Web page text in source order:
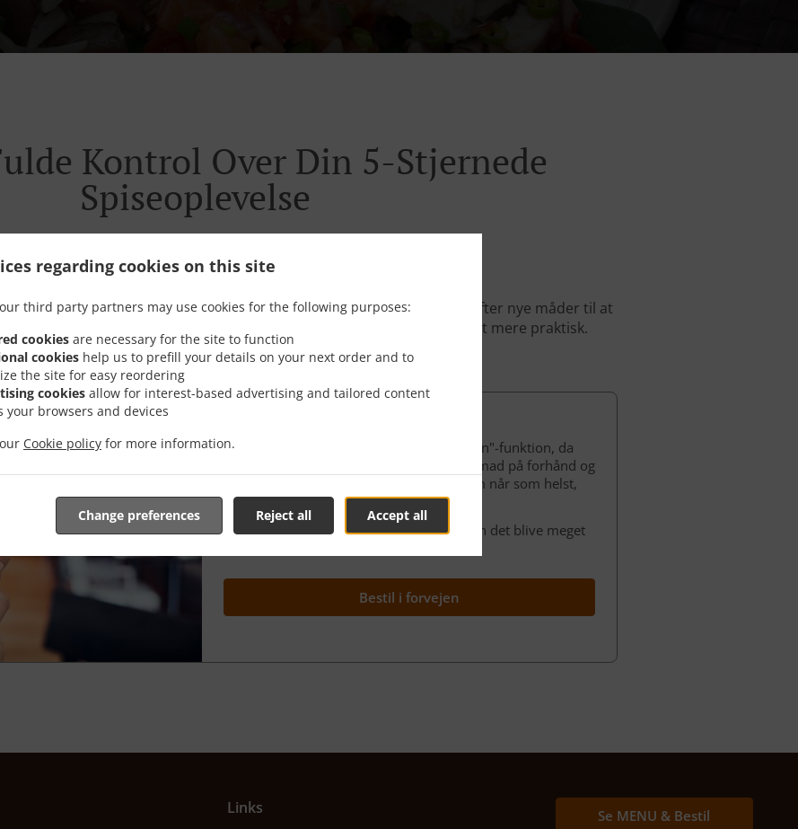
regarding cookies on this site
third party partners may use cookies for the following purposes:
cookies are necessary for the site to function
cookies help us to prefill your details on your next order and to
the site for easy reordering
cookies allow for interest-based advertising and tailored content
your browsers and devices
Cookie policy for more information.
Accept all
Reject all
Change preferences
Kontrol Over Din 5-Stjernede
Spiseoplevelse
Vi lyttede. Vi hænger ikke fast i gamle vaner og er konstant på udkig efter nye måder til at
på. Så det hele kan blive meget nemmere. Hurtigere. Og frem for alt mere praktisk.
Vi er meget stolte af vores "Bestil i forvejen"-funktion, da
den giver dig mulighed for at bestille din mad på forhånd og
afhente den eller få den leveret til dit hjem når som helst,
du ønsker det.
Du har fuld kontrol over din bestilling. Kan det blive meget
Bestil i forvejen
Links Se MENU & Bestil